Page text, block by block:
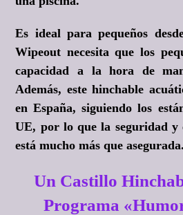
Es ideal para pequeños
Wipeout necesita que los
capacidad a la hora de
Además, este hinchable
en España, siguiendo los
UE, por lo que la seguridad y
está mucho más que asegurada.
Un Castillo
Programa